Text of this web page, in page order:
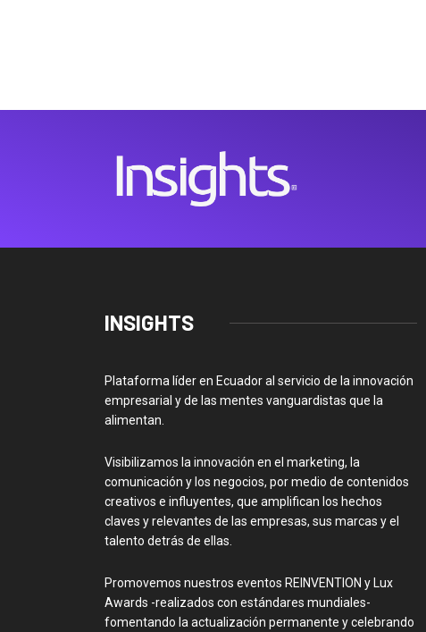
INSIGHTS
Plataforma líder en Ecuador al servicio de la innovación
empresarial y de las mentes vanguardistas que la
alimentan.
Visibilizamos la innovación en el marketing, la
comunicación y los negocios, por medio de contenidos
creativos e influyentes, que amplifican los hechos
claves y relevantes de las empresas, sus marcas y el
talento detrás de ellas.
Promovemos nuestros eventos REINVENTION y Lux
Awards -realizados con estándares mundiales-
fomentando la actualización permanente y celebrando